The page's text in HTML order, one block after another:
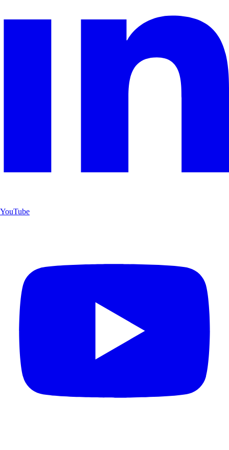
YouTube